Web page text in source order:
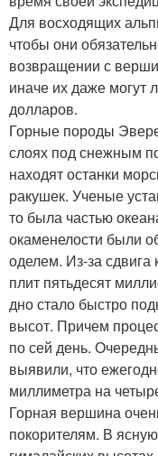
Для восходящих
чтобы они
возвращении с
иначе их даже могут
долларов.
Горные породы
слоях под снежным
находят останки
ракушек. Ученые
то была частью
окаменелости были
оделем. Из-за сдвига
плит пятьдесят
дно стало быстро
высот. Причем
по сей день.
выявили, что
миллиметра на
Горная вершина
покорителям. В